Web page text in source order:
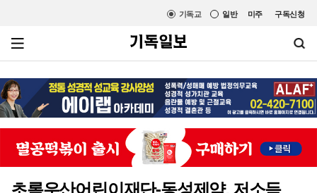
미주 구독신청
일반
기독교